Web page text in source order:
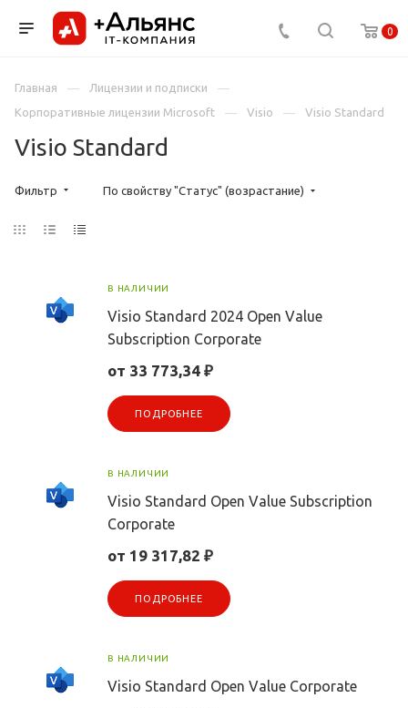
0
Главная
Лицензии и подписки
Корпоративные лицензии Microsoft
Visio Visio Standard
Visio Standard
Фильтр По свойству "Статус" (возрастание)
В НАЛИЧИИ
Visio Standard 2024 Open Value
Subscription Corporate
от 33 773,34 ₽
ПОДРОБНЕЕ
В НАЛИЧИИ
Visio Standard Open Value Subscription
Corporate
от 19 317,82 ₽
ПОДРОБНЕЕ
В НАЛИЧИИ
Visio Standard Open Value Corporate